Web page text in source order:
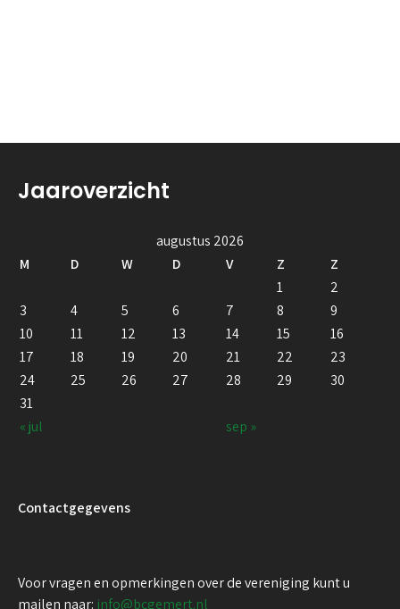
Jaaroverzicht
augustus 2026
M
D W D V Z
Z
1
2
3
4 5 6 7 8
9
10
11 12 13 14 15
16
17
18 19 20 21 22
23
24
25 26 27 28 29
30
31
« jul
sep »
Contactgegevens
Voor vragen en opmerkingen over de vereniging kunt u
mailen naar: info@bcgemert.nl